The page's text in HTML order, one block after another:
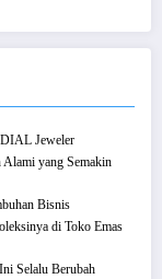
Jeweler
yang Semakin
Bisnis
di Toko Emas
Selalu Berubah